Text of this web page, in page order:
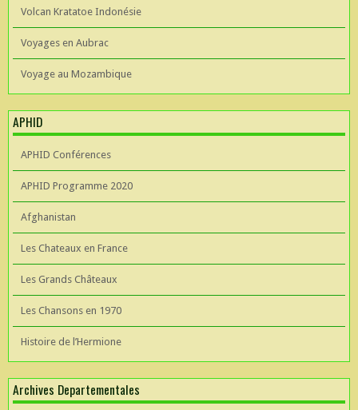
Volcan Kratatoe Indonésie
Voyages en Aubrac
Voyage au Mozambique
APHID
APHID Conférences
APHID Programme 2020
Afghanistan
Les Chateaux en France
Les Grands Châteaux
Les Chansons en 1970
Histoire de l’Hermione
Archives Departementales